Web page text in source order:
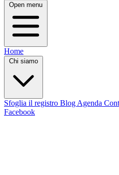
Open menu
Home
Chi siamo
Sfoglia il registro Blog Agenda
Facebook